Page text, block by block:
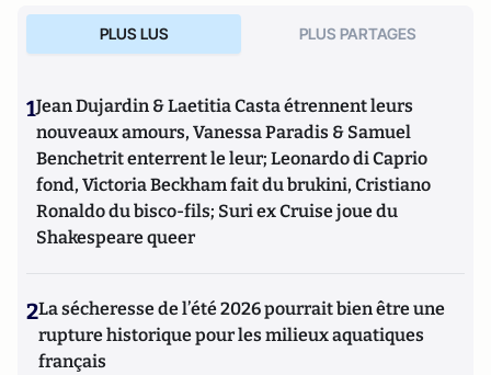
PLUS LUS PLUS PARTAGES
1Jean Dujardin & Laetitia Casta étrennent leurs
nouveaux amours, Vanessa Paradis & Samuel
Benchetrit enterrent le leur; Leonardo di Caprio
fond, Victoria Beckham fait du brukini, Cristiano
Ronaldo du bisco-fils; Suri ex Cruise joue du
Shakespeare queer
2La sécheresse de l’été 2026 pourrait bien être une
rupture historique pour les milieux aquatiques
français